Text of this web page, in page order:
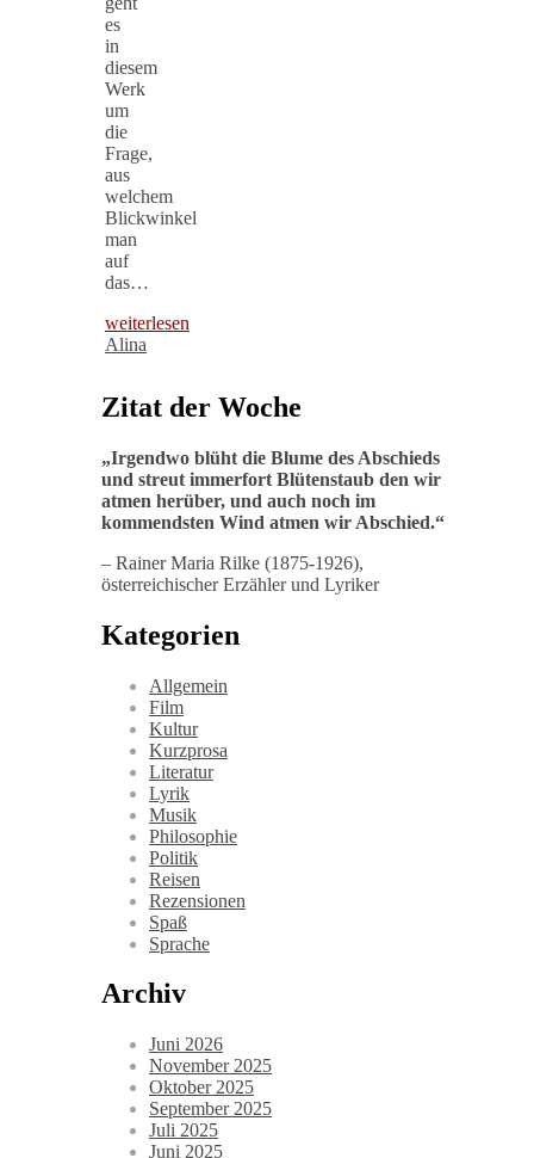
es
in
diesem
Werk
um
die
Frage,
aus
welchem
Blickwinkel
man
auf
das…
weiterlesen
Alina
Zitat der Woche
„Irgendwo blüht die Blume des Abschieds
und streut immerfort Blütenstaub den wir
atmen herüber, und auch noch im
kommendsten Wind atmen wir Abschied.“
– Rainer Maria Rilke (1875-1926),
österreichischer Erzähler und Lyriker
Kategorien
Allgemein
Film
Kultur
Kurzprosa
Literatur
Lyrik
Musik
Philosophie
Politik
Reisen
Rezensionen
Spaß
Sprache
Archiv
Juni 2026
November 2025
Oktober 2025
September 2025
Juli 2025
Juni 2025